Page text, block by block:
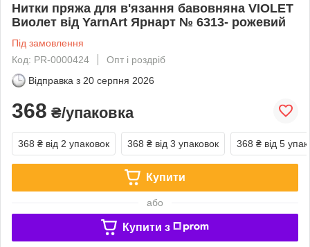
Нитки пряжа для в'язання бавовняна VIOLET
Виолет від YarnArt Ярнарт № 6313- рожевий
Під замовлення
Код: PR-0000424
Опт і роздріб
Відправка з 20 серпня 2026
368 ₴/упаковка
368 ₴ від 2 упаковок 368 ₴ від 3 упаковок 368 ₴ від 5
Купити
або
Купити з